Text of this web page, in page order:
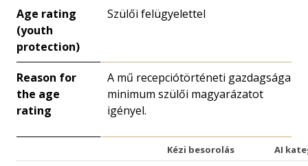
Age rating
(youth
protection)
Szülői felügyelettel
Reason for
the age
rating
A mű recepciótörténeti gazdagsága
minimum szülői magyarázatot
igényel.
Kézi besorolás AI